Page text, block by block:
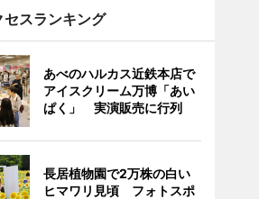
セスランキング
あべのハルカス近鉄本店で
アイスクリーム万博「あい
ぱく」 実演販売に行列
長居植物園で2万株の白い
ヒマワリ見頃 フォトスポ